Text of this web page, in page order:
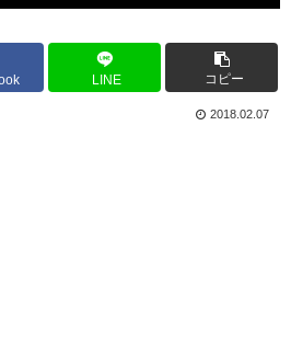
LINE コピー
2018.02.07